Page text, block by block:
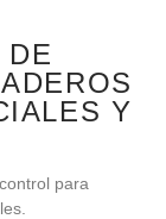
DE
Y
para